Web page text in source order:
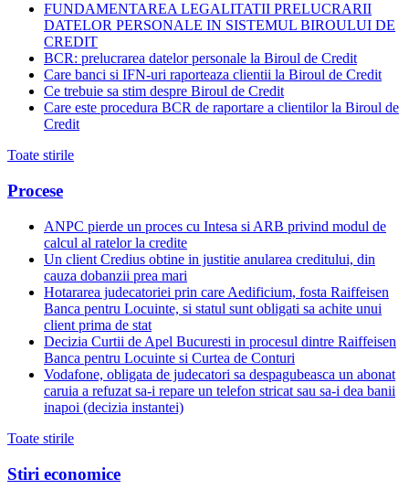
FUNDAMENTAREA LEGALITATII PRELUCRARII
DATELOR PERSONALE IN SISTEMUL BIROULUI DE
CREDIT
BCR: prelucrarea datelor personale la Biroul de Credit
Care banci si IFN-uri raporteaza clientii la Biroul de Credit
Ce trebuie sa stim despre Biroul de Credit
Care este procedura BCR de raportare a clientilor la Biroul de
Credit
Toate stirile
Procese
ANPC pierde un proces cu Intesa si ARB privind modul de
calcul al ratelor la credite
Un client Credius obtine in justitie anularea creditului, din
cauza dobanzii prea mari
Hotararea judecatoriei prin care Aedificium, fosta Raiffeisen
Banca pentru Locuinte, si statul sunt obligati sa achite unui
client prima de stat
Decizia Curtii de Apel Bucuresti in procesul dintre Raiffeisen
Banca pentru Locuinte si Curtea de Conturi
Vodafone, obligata de judecatori sa despagubeasca un abonat
caruia a refuzat sa-i repare un telefon stricat sau sa-i dea banii
inapoi (decizia instantei)
Toate stirile
Stiri economice